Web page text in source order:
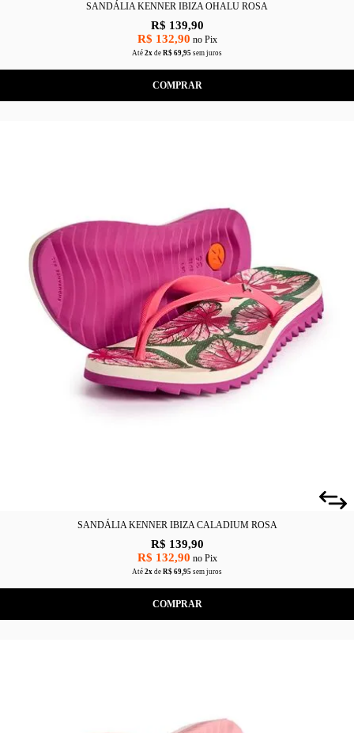
SANDÁLIA KENNER IBIZA OHALU ROSA
R$ 139,90
R$ 132,90 no Pix
Até 2x de R$ 69,95 sem juros
COMPRAR
SANDÁLIA KENNER IBIZA CALADIUM ROSA
R$ 139,90
R$ 132,90 no Pix
Até 2x de R$ 69,95 sem juros
COMPRAR